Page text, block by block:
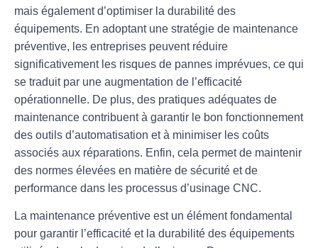
mais également d’optimiser la durabilité des
équipements. En adoptant une stratégie de maintenance
préventive, les entreprises peuvent réduire
significativement les risques de pannes imprévues, ce qui
se traduit par une augmentation de l’efficacité
opérationnelle. De plus, des pratiques adéquates de
maintenance contribuent à garantir le bon fonctionnement
des outils d’automatisation et à minimiser les coûts
associés aux réparations. Enfin, cela permet de maintenir
des normes élevées en matière de sécurité et de
performance dans les processus d’usinage CNC.
La maintenance préventive est un élément fondamental
pour garantir l’efficacité et la durabilité des équipements